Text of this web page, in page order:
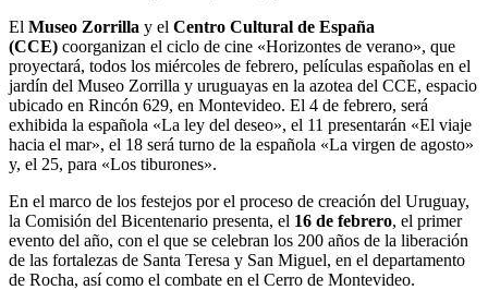
El Museo Zorrilla y el Centro Cultural de España
(CCE) coorganizan el ciclo de cine «Horizontes de verano», que
proyectará, todos los miércoles de febrero, películas españolas en el
jardín del Museo Zorrilla y uruguayas en la azotea del CCE, espacio
ubicado en Rincón 629, en Montevideo. El 4 de febrero, será
exhibida la española «La ley del deseo», el 11 presentarán «El viaje
hacia el mar», el 18 será turno de la española «La virgen de agosto»
y, el 25, para «Los tiburones».
En el marco de los festejos por el proceso de creación del Uruguay,
la Comisión del Bicentenario presenta, el 16 de febrero, el primer
evento del año, con el que se celebran los 200 años de la liberación
de las fortalezas de Santa Teresa y San Miguel, en el departamento
de Rocha, así como el combate en el Cerro de Montevideo.